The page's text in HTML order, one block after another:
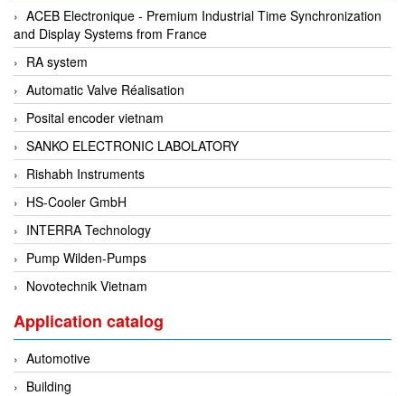
EXAIR
Exergen
Exide Technologies Vietnam
EXOR
FAIRCHILD
FANUC
FDM/ F.lli Della Marca Srl
FEIN
Felm
FESTO
Fife/ Maxcess
Fimet
Fine Suntronix
ACEB Electronique - Premium Industrial Time Synchronization
and Display Systems from France
RA system
Automatic Valve Réalisation
Posital encoder vietnam
SANKO ELECTRONIC LABOLATORY
Rishabh Instruments
HS-Cooler GmbH
INTERRA Technology
Pump Wilden-Pumps
Novotechnik Vietnam
Application catalog
Automotive
Building